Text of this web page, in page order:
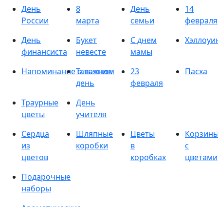
День
России
8
марта
День
семьи
14
февраля
День
финансиста
Букет
невесте
С днем
мамы
Напоминание о важном
Татьянин
день
23
февраля
Пасха
Траурные
цветы
День
учителя
Сердца
из
цветов
Шляпные
коробки
Цветы
в
коробках
с
цветами
Подарочные
наборы